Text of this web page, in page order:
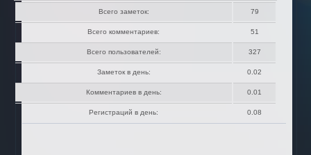
Всего заметок: 79
Всего комментариев: 51
Всего пользователей: 327
Заметок в день: 0.02
Комментариев в день: 0.01
Регистраций в день: 0.08